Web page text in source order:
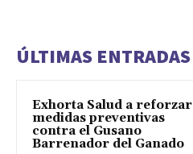
ÚLTIMAS ENTRADAS
Exhorta Salud a reforzar
medidas preventivas
contra el Gusano
Barrenador del Ganado